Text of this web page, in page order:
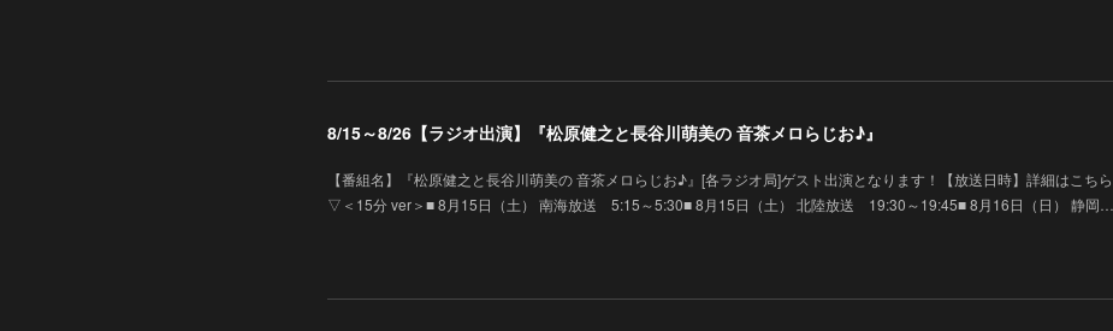
8/15～8/26【ラジオ出演】『松原健之と長谷川萌美の 音茶メロらじお♪』
【番組名】『松原健之と長谷川萌美の 音茶メロらじお♪』[各ラジオ局]ゲスト出演となります！【放送日時】詳細はこちら
▽＜15分 ver＞■ 8月15日（土） 南海放送 5:15～5:30■ 8月15日（土） 北陸放送 19:30～19:45■ 8月16日（日） 静岡…